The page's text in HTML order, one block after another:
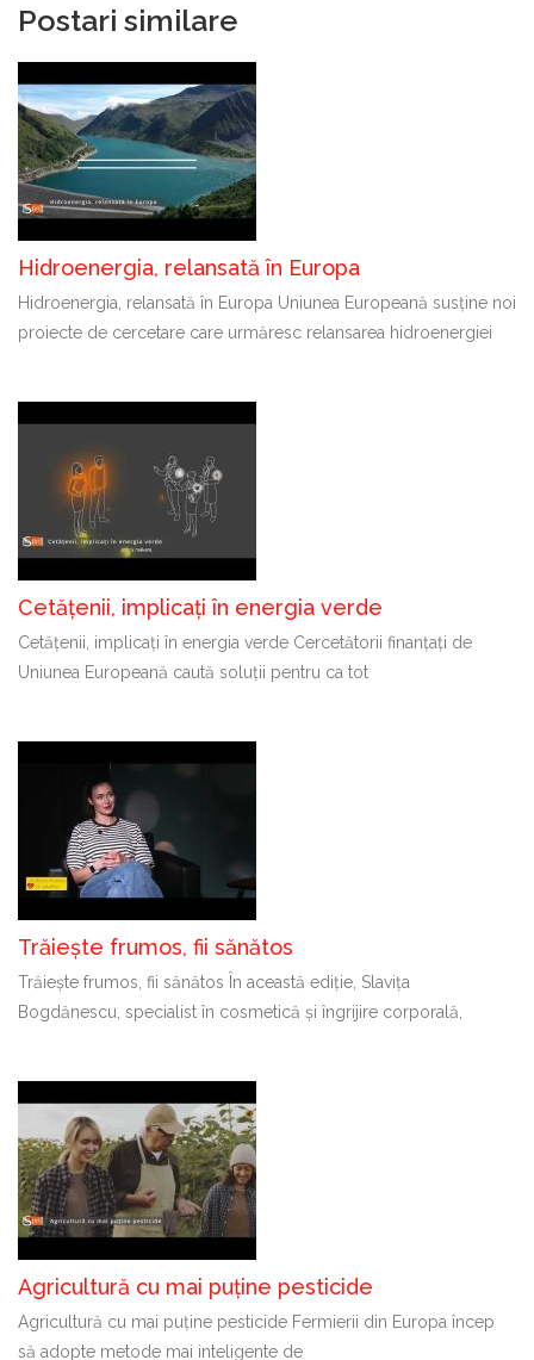
Postari similare
Hidroenergia, relansată în Europa
Hidroenergia, relansată în Europa Uniunea Europeană susține noi
proiecte de cercetare care urmăresc relansarea hidroenergiei
Cetățenii, implicați în energia verde
Cetățenii, implicați în energia verde Cercetătorii finanțați de
Uniunea Europeană caută soluții pentru ca tot
Trăiește frumos, fii sănătos
Trăiește frumos, fii sănătos În această ediție, Slavița
Bogdănescu, specialist în cosmetică și îngrijire corporală,
Agricultură cu mai puține pesticide
Agricultură cu mai puține pesticide Fermierii din Europa încep
să adopte metode mai inteligente de